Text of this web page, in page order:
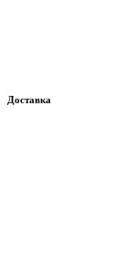
Доставка